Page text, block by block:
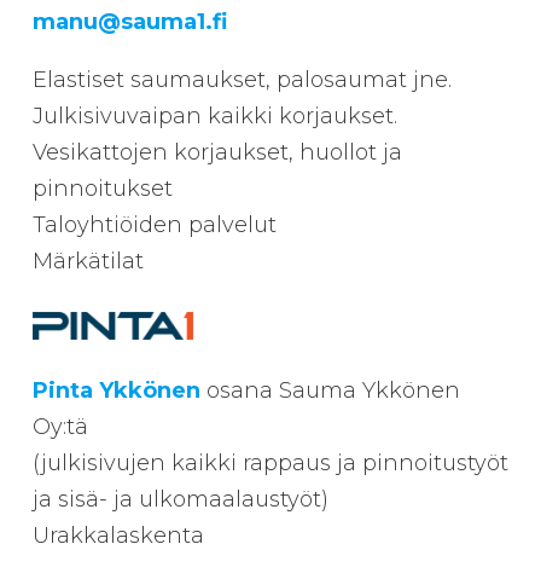
manu@sauma1.fi
Elastiset saumaukset, palosaumat jne.
Julkisivuvaipan kaikki korjaukset.
Vesikattojen korjaukset, huollot ja
pinnoitukset
Taloyhtiöiden palvelut
Märkätilat
Pinta Ykkönen osana Sauma Ykkönen
Oy:tä
(julkisivujen kaikki rappaus ja pinnoitustyöt
ja sisä- ja ulkomaalaustyöt)
Urakkalaskenta